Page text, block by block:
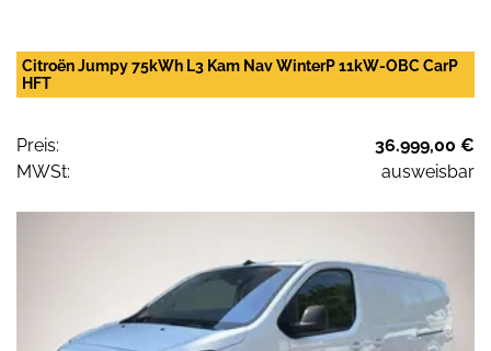
Citroën Jumpy 75kWh L3 Kam Nav WinterP 11kW-OBC CarP
HFT
Preis:
36.999,00 €
MWSt:
ausweisbar